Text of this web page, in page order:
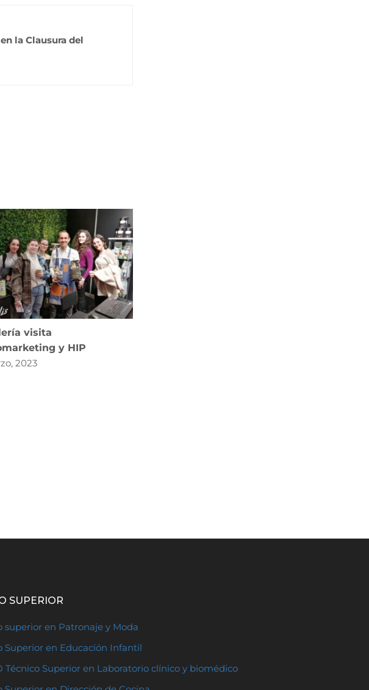
la Clausura del
visita
y HIP
2023
SUPERIOR
superior en Patronaje y Moda
Superior en Educación Infantil
Técnico Superior en Laboratorio clínico y biomédico